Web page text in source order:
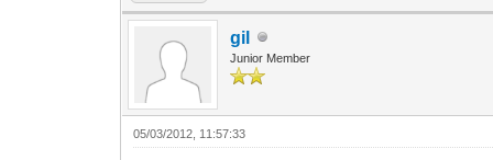
gil
Junior Member
05/03/2012, 11:57:33